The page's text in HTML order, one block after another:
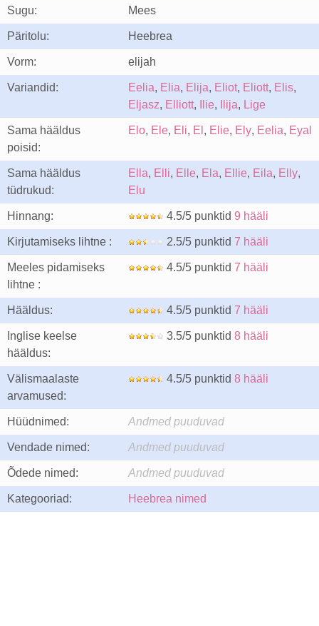
Sugu: Mees
Päritolu: Heebrea
Vorm: elijah
Variandid: Eelia, Elia, Elija, Eliot, Eliott, Elis,
Eljasz, Elliott, Ilie, Ilija, Lige
Sama hääldus
poisid:
Elo, Ele, Eli, El , Elie, Ely, Eelia, Eyal
Sama hääldus
tüdrukud:
Ella, Elli, Elle, Ela, Ellie, Eila, Elly,
Elu
Hinnang: 4.5/5 punktid 9 hääli
Kirjutamiseks lihtne : 2.5/5 punktid 7 hääli
Meeles pidamiseks
lihtne :
4.5/5 punktid 7 hääli
Hääldus: 4.5/5 punktid 7 hääli
Inglise keelse
hääldus:
3.5/5 punktid 8 hääli
Välismaalaste
arvamused:
4.5/5 punktid 8 hääli
Hüüdnimed: Andmed puuduvad
Vendade nimed: Andmed puuduvad
Õdede nimed: Andmed puuduvad
Kategooriad: Heebrea nimed